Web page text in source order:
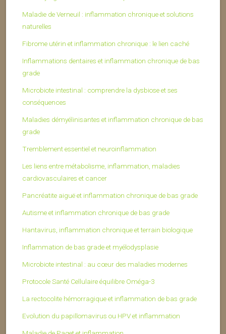
Maladie de Verneuil : inflammation chronique et solutions
naturelles
Fibrome utérin et inflammation chronique : le lien caché
Inflammations dentaires et inflammation chronique de bas
grade
Microbiote intestinal : comprendre la dysbiose et ses
conséquences
Maladies démyélinisantes et inflammation chronique de bas
grade
Tremblement essentiel et neuroinflammation
Les liens entre métabolisme, inflammation, maladies
cardiovasculaires et cancer
Pancréatite aiguë et inflammation chronique de bas grade
Autisme et inflammation chronique de bas grade
Hantavirus, inflammation chronique et terrain biologique
Inflammation de bas grade et myélodysplasie
Microbiote intestinal : au cœur des maladies modernes
Protocole Santé Cellulaire équilibre Oméga-3
La rectocolite hémorragique et inflammation de bas grade
Evolution du papillomavirus ou HPV et inflammation